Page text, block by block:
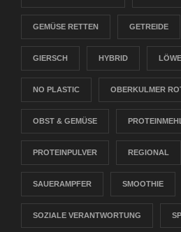
GEMÜSE RETTEN GETREIDE
GIERSCH HYBRID
NO PLASTIC OBERKULMER
OBST & GEMÜSE
PROTEINPULVER REGIONAL
SAUERAMPFER SMOOTHIE
SOZIALE VERANTWORTUNG